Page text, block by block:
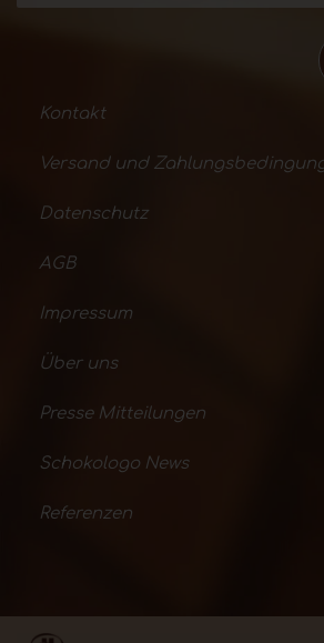
Kontakt
Versand und
Datenschutz
AGB
Impressum
Über uns
Presse Mitteilungen
Schokologo News
Referenzen